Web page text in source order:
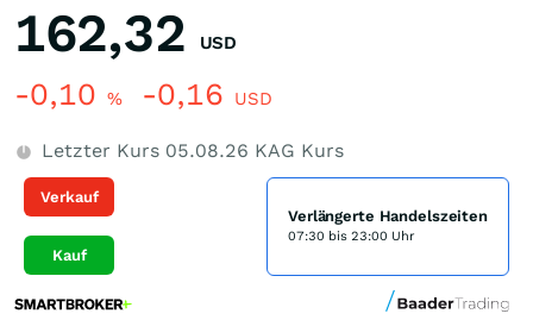
162,32 USD
-0,10 % -0,16 USD
Letzter Kurs 05.08.26 KAG Kurs
Verkauf
Kauf
Verlängerte Handelszeiten
07:30 bis 23:00 Uhr